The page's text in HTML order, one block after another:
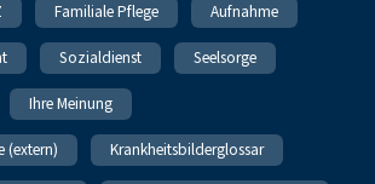
Familiale Pflege Aufnahme
Sozialdienst Seelsorge
Ihre Meinung
(extern) Krankheitsbilderglossar